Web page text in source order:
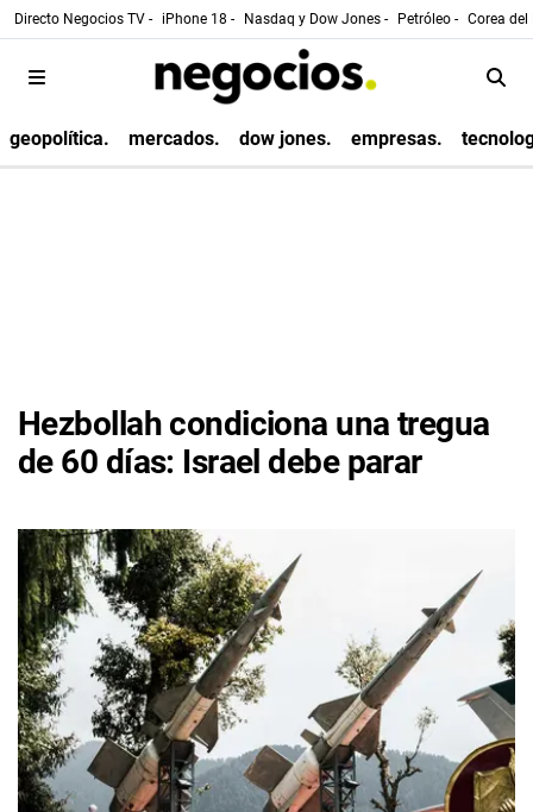
Directo Negocios TV - iPhone 18 - Nasdaq y Dow Jones - Petróleo - Corea
geopolítica. mercados. dow jones. empresas.
Hezbollah condiciona una tregua
de 60 días: Israel debe parar